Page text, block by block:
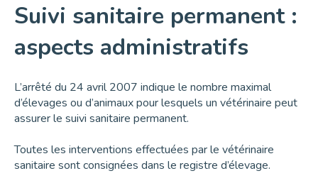
Suivi sanitaire permanent :
aspects administratifs
L’arrêté du 24 avril 2007 indique le nombre maximal
d’élevages ou d’animaux pour lesquels un vétérinaire peut
assurer le suivi sanitaire permanent.
Toutes les interventions effectuées par le vétérinaire
sanitaire sont consignées dans le registre d’élevage.